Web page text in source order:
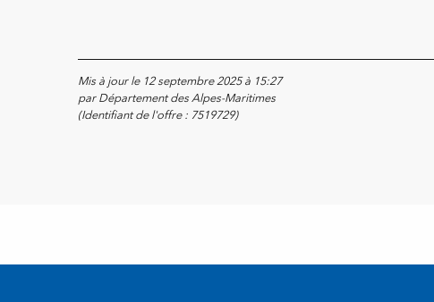
Mis à jour le 12 septembre 2025 à 15:27
par Département des Alpes-Maritimes
(Identifiant de l'offre : 7519729)